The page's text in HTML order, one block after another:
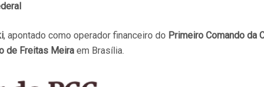
, apontado como operador financeiro do Primeiro Comando da
de Freitas Meira em Brasília.